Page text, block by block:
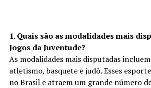
1. Quais são as modalidades mais
Jogos da Juventude?
As modalidades mais disputadas
atletismo, basquete e judô. Esses
no Brasil e atraem um grande número